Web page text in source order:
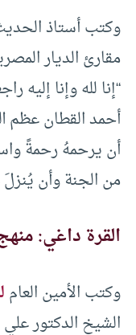
وكتب أستاذ
مقارئ الديار
“إنا لله وإنا
أحمد القطان عظم
أن يرحمهُ رحمةً
من الجنة وأن
القرة داغي:
وكتب الأمين العام
الشيخ الدكتور